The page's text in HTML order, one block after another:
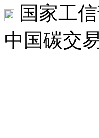
国家工
中国碳交